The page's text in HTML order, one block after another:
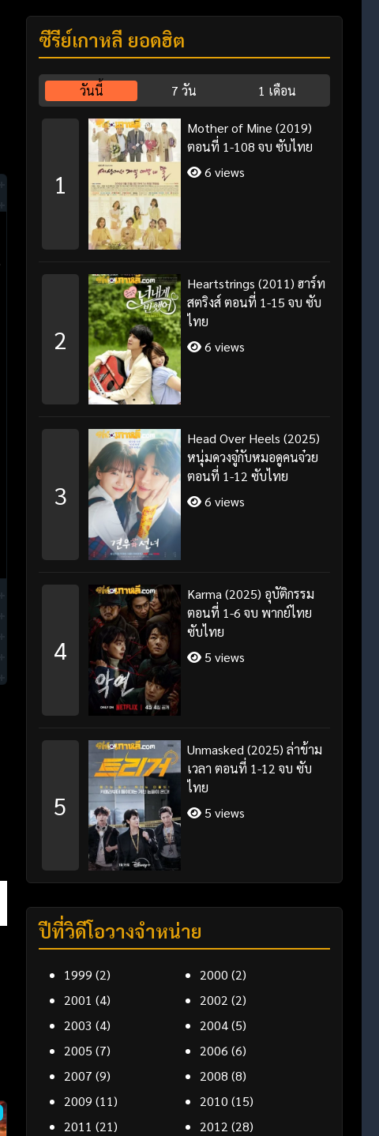
ซีรี่ย์เกาหลี ยอดฮิต
วันนี้ 7 วัน 1 เดือน
1
Mother of Mine (2019)
ตอนที่ 1-108 จบ ซับไทย
6 views
2
Heartstrings (2011) ฮาร์ท
สตริงส์ ตอนที่ 1-15 จบ ซับ
ไทย
6 views
3
Head Over Heels (2025)
หนุ่มดวงจู๋กับหมอดูคนจ๋วย
ตอนที่ 1-12 ซับไทย
6 views
4
Karma (2025) อุบัติกรรม
ตอนที่ 1-6 จบ พากย์ไทย
ซับไทย
5 views
5
Unmasked (2025) ล่าข้าม
เวลา ตอนที่ 1-12 จบ ซับ
ไทย
5 views
ปีที่วิดีโอวางจำหน่าย
1999 (2) 2000 (2)
2001 (4) 2002 (2)
2003 (4) 2004(5)
2005 (7) 2006 (6)
2007 (9) 2008 (8)
2009 (11) 2010 (15)
2011 (21) 2012 (28)